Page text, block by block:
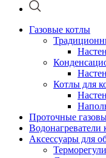
Газовые котлы
Котлы для
Проточные
Водонагреватели
Аксессуары для